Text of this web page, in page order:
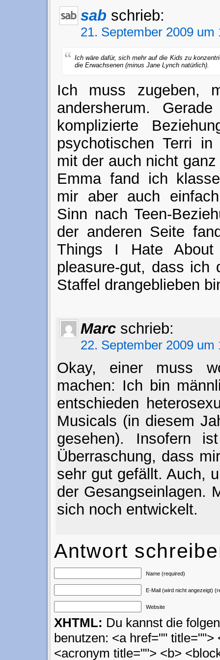
sab schrieb:
21. September 2009 um
Ich wäre dafür, sich mehr auf die Kids zu
die Erwachsenen (minus Jane Lynch natürlich).
Ich muss zugeben,
andersherum.
komplizierte
psychotischen Terri
mit der auch nicht ganz
Emma fand ich
mir aber auch
Sinn nach Teen-
der anderen Seite
Things I Hate About
pleasure-gut, dass ich
Staffel drangeblieben
Marc schrieb:
22. September 2009 um
Okay, einer muss
machen: Ich bin
entschieden
Musicals (in diesem
gesehen). Insofern
Überraschung, dass
sehr gut gefällt. Auch,
der Gesangseinlagen.
sich noch entwickelt.
Antwort
Name (required)
E-Mail (wird nicht angezeigt)
Website
XHTML: Du kannst die
benutzen: <a href="" title="">
<acronym title=""> <b>